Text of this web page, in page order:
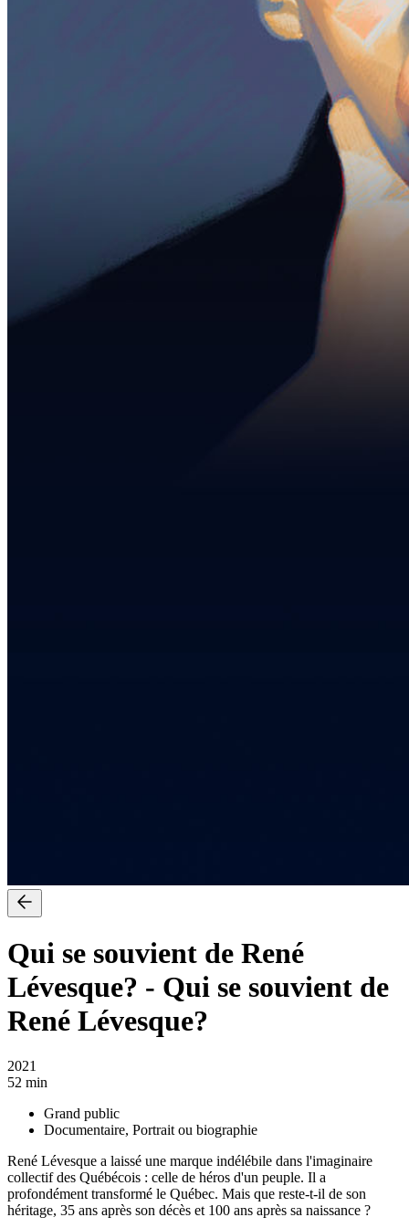
Qui se souvient de René
Lévesque? - Qui se souvient de
René Lévesque?
2021
52 min
Grand public
Documentaire, Portrait ou biographie
René Lévesque a laissé une marque indélébile dans l'imaginaire
collectif des Québécois : celle de héros d'un peuple. Il a
profondément transformé le Québec. Mais que reste-t-il de son
héritage, 35 ans après son décès et 100 ans après sa naissance ?